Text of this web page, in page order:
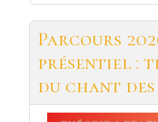
Parcours
présentiel :
du chant des